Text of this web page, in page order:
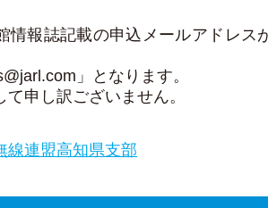
情報誌記載の申込メールアドレス
」となります。
申し訳ございません。
線連盟高知県支部